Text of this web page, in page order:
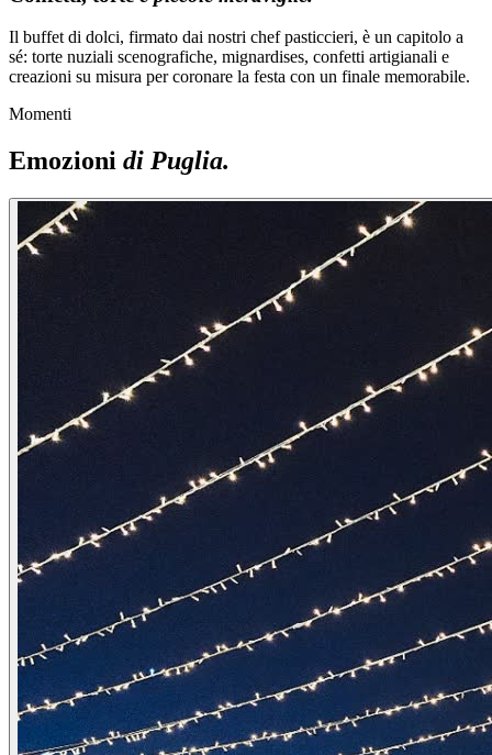
Il buffet di dolci, firmato dai nostri chef pasticcieri, è un capitolo a
sé: torte nuziali scenografiche, mignardises, confetti artigianali e
creazioni su misura per coronare la festa con un finale memorabile.
Momenti
Emozioni di Puglia.